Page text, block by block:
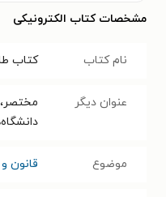
مشخصات کتاب الکترونیکی
نام کتاب کتاب
عنوان دیگر
موضوع قانون